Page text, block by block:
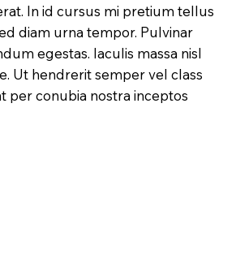
In id cursus mi pretium tellus
diam urna tempor. Pulvinar
egestas. Iaculis massa nisl
Ut hendrerit semper vel class
per conubia nostra inceptos